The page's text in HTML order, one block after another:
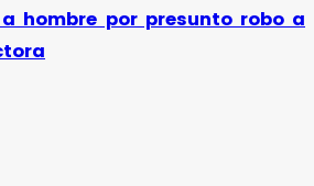
hombre por presunto robo a